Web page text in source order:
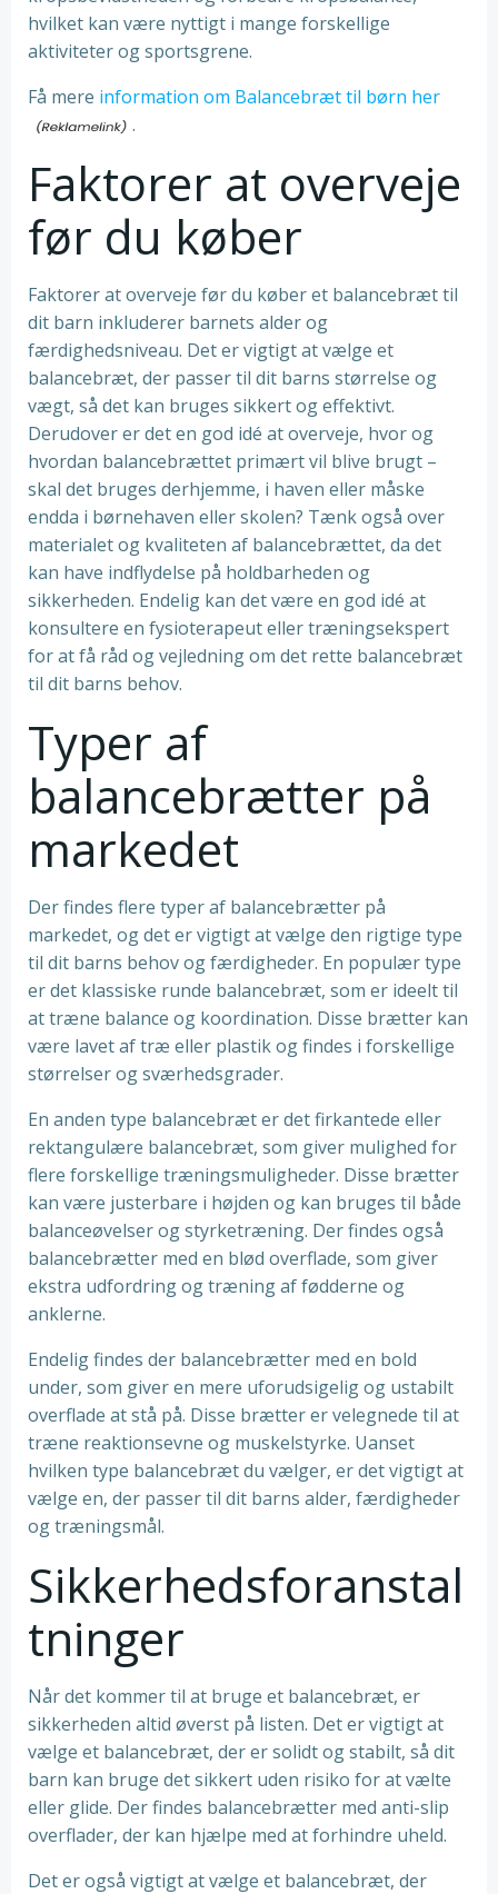
hvilket kan være nyttigt i mange forskellige
aktiviteter og sportsgrene.
Få mere information om Balancebræt til børn her
.
Faktorer at overveje
før du køber
Faktorer at overveje før du køber et balancebræt til
dit barn inkluderer barnets alder og
færdighedsniveau. Det er vigtigt at vælge et
balancebræt, der passer til dit barns størrelse og
vægt, så det kan bruges sikkert og effektivt.
Derudover er det en god idé at overveje, hvor og
hvordan balancebrættet primært vil blive brugt –
skal det bruges derhjemme, i haven eller måske
endda i børnehaven eller skolen? Tænk også over
materialet og kvaliteten af balancebrættet, da det
kan have indflydelse på holdbarheden og
sikkerheden. Endelig kan det være en god idé at
konsultere en fysioterapeut eller træningsekspert
for at få råd og vejledning om det rette balancebræt
til dit barns behov.
Typer af
balancebrætter på
markedet
Der findes flere typer af balancebrætter på
markedet, og det er vigtigt at vælge den rigtige type
til dit barns behov og færdigheder. En populær type
er det klassiske runde balancebræt, som er ideelt til
at træne balance og koordination. Disse brætter kan
være lavet af træ eller plastik og findes i forskellige
størrelser og sværhedsgrader.
En anden type balancebræt er det firkantede eller
rektangulære balancebræt, som giver mulighed for
flere forskellige træningsmuligheder. Disse brætter
kan være justerbare i højden og kan bruges til både
balanceøvelser og styrketræning. Der findes også
balancebrætter med en blød overflade, som giver
ekstra udfordring og træning af fødderne og
anklerne.
Endelig findes der balancebrætter med en bold
under, som giver en mere uforudsigelig og ustabilt
overflade at stå på. Disse brætter er velegnede til at
træne reaktionsevne og muskelstyrke. Uanset
hvilken type balancebræt du vælger, er det vigtigt at
vælge en, der passer til dit barns alder, færdigheder
og træningsmål.
Sikkerhedsforanstal
tninger
Når det kommer til at bruge et balancebræt, er
sikkerheden altid øverst på listen. Det er vigtigt at
vælge et balancebræt, der er solidt og stabilt, så dit
barn kan bruge det sikkert uden risiko for at vælte
eller glide. Der findes balancebrætter med anti-slip
overflader, der kan hjælpe med at forhindre uheld.
Det er også vigtigt at vælge et balancebræt, der